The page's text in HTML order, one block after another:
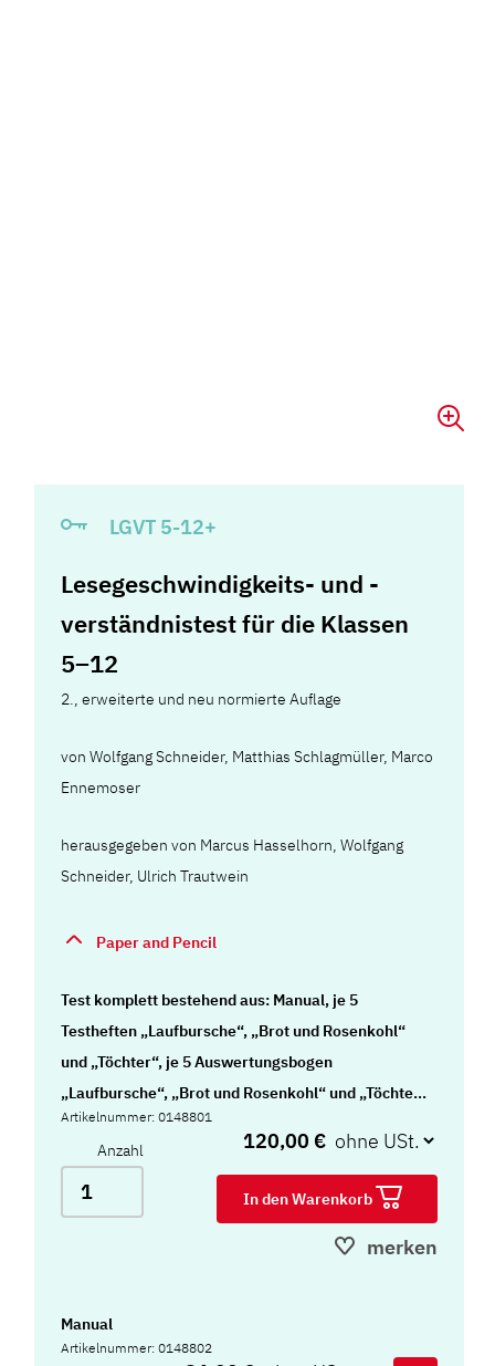
LGVT 5-12+
Lesegeschwindigkeits- und -
verständnistest für die Klassen
5–12
2., erweiterte und neu normierte Auflage
vonWolfgang Schneider, Matthias Schlagmüller, Marco
Ennemoser
herausgegeben von Marcus Hasselhorn, Wolfgang
Schneider, Ulrich Trautwein
Paper and Pencil
Test komplett bestehend aus: Manual, je 5
Testheften „Laufbursche“, „Brot und Rosenkohl“
und „Töchter“, je 5 Auswertungsbogen
„Laufbursche“, „Brot und Rosenkohl“ und „Töchter“
und Mappe
Artikelnummer: 0148801
Anzahl 120,00 €
In den Warenkorb
merken
Manual
Artikelnummer: 0148802